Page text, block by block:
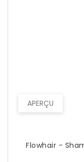
APERÇU
Flowhair -